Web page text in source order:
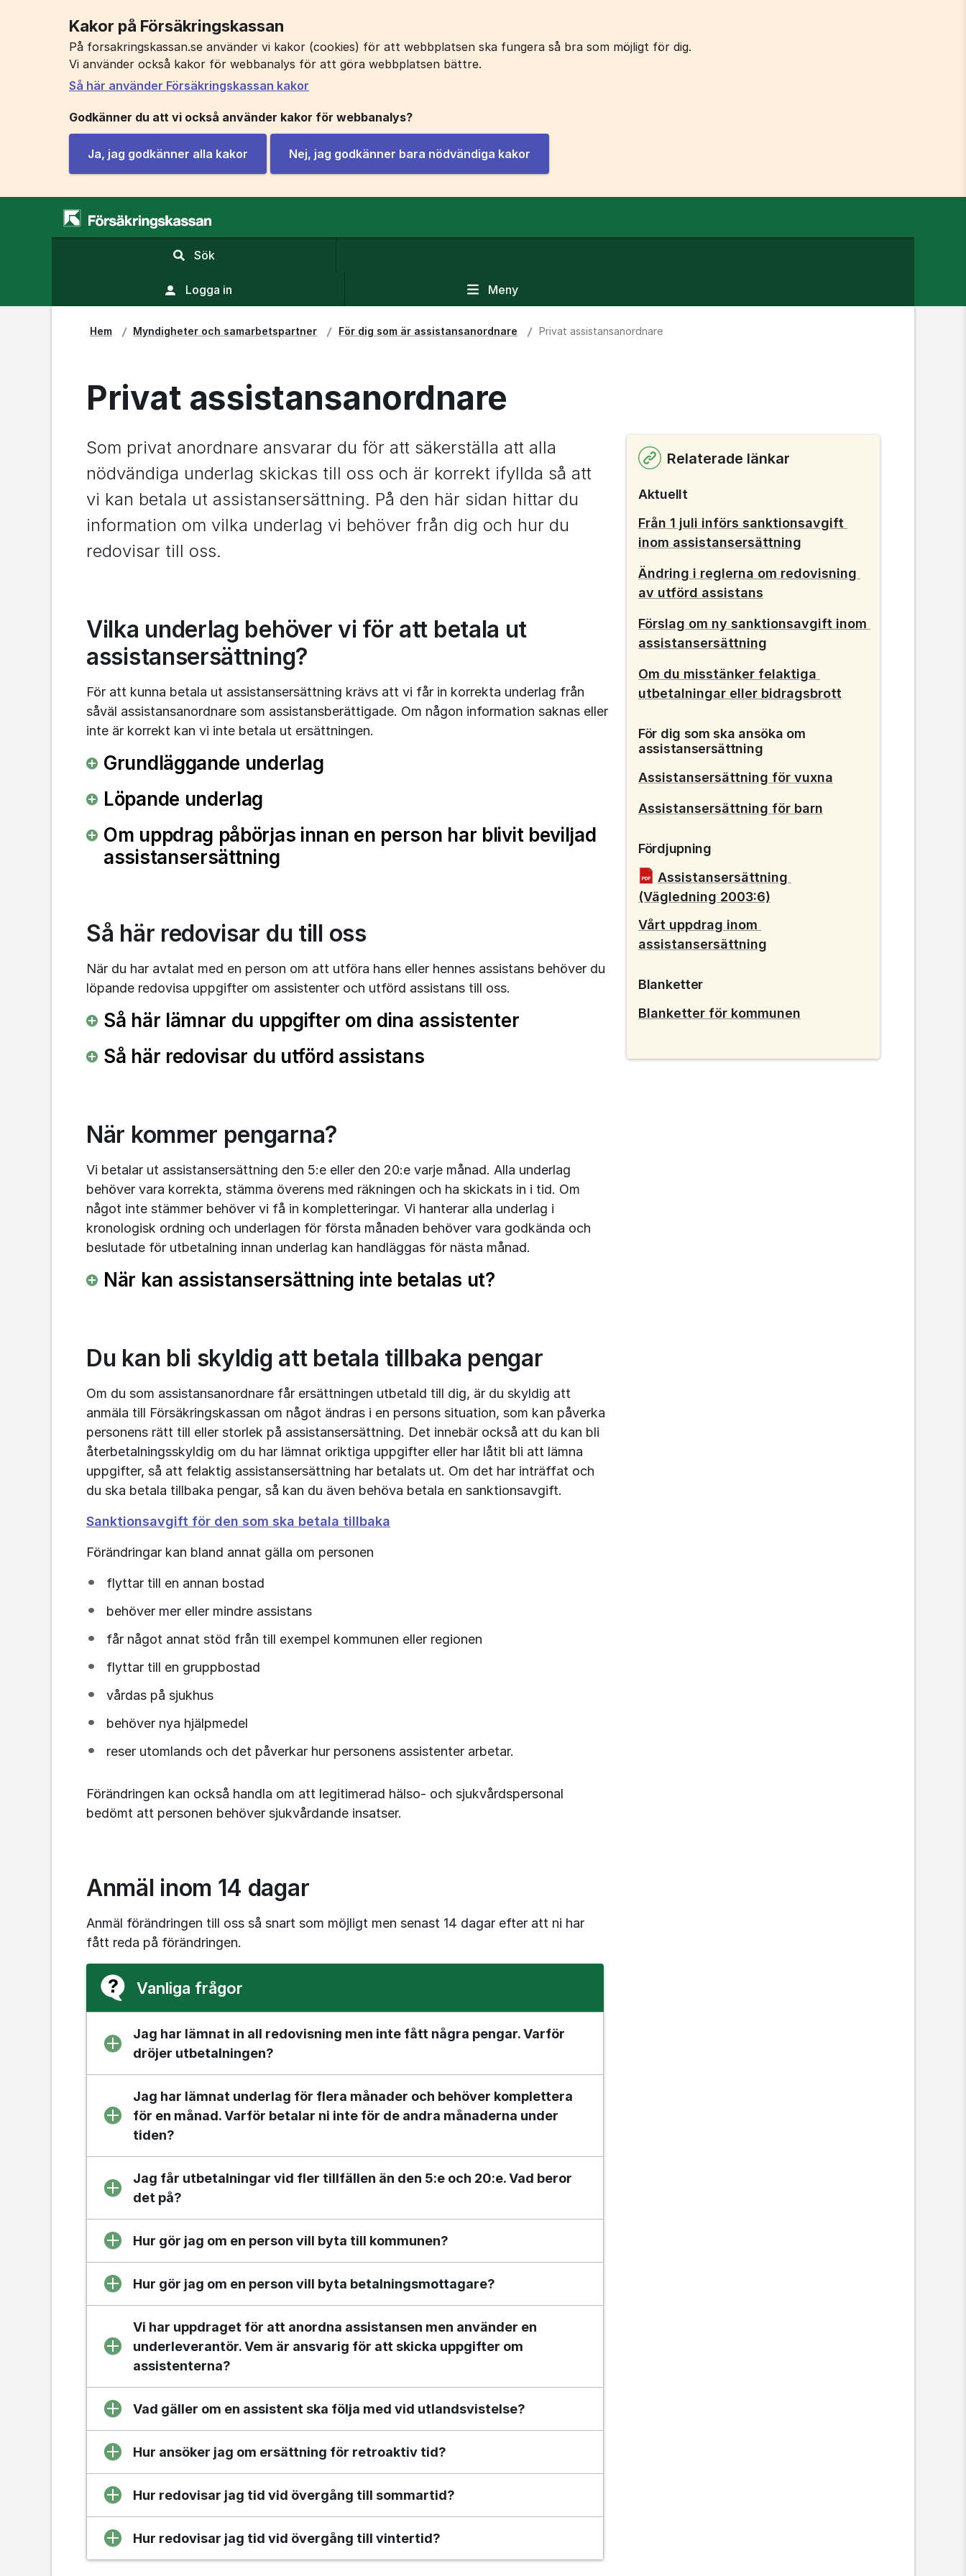
Kakor på Försäkringskassan
På forsakringskassan.se använder vi kakor (cookies) för att webbplatsen ska fungera så bra som möjligt för dig.
Vi använder också kakor för webbanalys för att göra webbplatsen bättre.
Så här använder Försäkringskassan kakor
Godkänner du att vi också använder kakor för webbanalys?
Ja, jag godkänner alla kakor Nej, jag godkänner bara nödvändiga kakor
Sök,
sökfält
Logga in Meny
Hem Myndigheter och samarbetspartner För dig som är assistans­anordnare Privat assistansanordnare
Privat assistansanordnare
Som privat anordnare ansvarar du för att säkerställa att alla
nödvändiga underlag skickas till oss och är korrekt ifyllda så att
vi kan betala ut assistansersättning. På den här sidan hittar du
information om vilka underlag vi behöver från dig och hur du
redovisar till oss.
Vilka underlag behöver vi för att betala ut
assistansersättning?
För att kunna betala ut assistansersättning krävs att vi får in korrekta underlag från
såväl assistansanordnare som assistansberättigade. Om någon information saknas eller
inte är korrekt kan vi inte betala ut ersättningen.
Grundläggande underlag
Löpande underlag
Om uppdrag påbörjas innan en person har blivit beviljad
assistansersättning
Så här redovisar du till oss
När du har avtalat med en person om att utföra hans eller hennes assistans behöver du
löpande redovisa uppgifter om assistenter och utförd assistans till oss.
Så här lämnar du uppgifter om dina assistenter
Så här redovisar du utförd assistans
När kommer pengarna?
Vi betalar ut assistansersättning den 5:e eller den 20:e varje månad. Alla underlag
behöver vara korrekta, stämma överens med räkningen och ha skickats in i tid. Om
något inte stämmer behöver vi få in kompletteringar. Vi hanterar alla underlag i
kronologisk ordning och underlagen för första månaden behöver vara godkända och
beslutade för utbetalning innan underlag kan handläggas för nästa månad.
När kan assistansersättning inte betalas ut?
Du kan bli skyldig att betala tillbaka pengar
Om du som assistansanordnare får ersättningen utbetald till dig, är du skyldig att
anmäla till Försäkringskassan om något ändras i en persons situation, som kan påverka
personens rätt till eller storlek på assistansersättning. Det innebär också att du kan bli
återbetalningsskyldig om du har lämnat oriktiga uppgifter eller har låtit bli att lämna
uppgifter, så att felaktig assistansersättning har betalats ut. Om det har inträffat och
du ska betala tillbaka pengar, så kan du även behöva betala en sanktionsavgift.
Sanktionsavgift för den som ska betala tillbaka
Förändringar kan bland annat gälla om personen
flyttar till en annan bostad
behöver mer eller mindre assistans
får något annat stöd från till exempel kommunen eller regionen
flyttar till en gruppbostad
vårdas på sjukhus
behöver nya hjälpmedel
reser utomlands och det påverkar hur personens assistenter arbetar.
Förändringen kan också handla om att legitimerad hälso- och sjukvårdspersonal
bedömt att personen behöver sjukvårdande insatser.
Anmäl inom 14 dagar
Anmäl förändringen till oss så snart som möjligt men senast 14 dagar efter att ni har
fått reda på förändringen.
Vanliga frågor
Jag har lämnat in all redovisning men inte fått några pengar. Varför
dröjer utbetalningen?
Jag har lämnat underlag för flera månader och behöver komplettera
för en månad. Varför betalar ni inte för de andra månaderna under
tiden?
Jag får utbetalningar vid fler tillfällen än den 5:e och 20:e. Vad beror
det på?
Hur gör jag om en person vill byta till kommunen?
Hur gör jag om en person vill byta betalningsmottagare?
Vi har uppdraget för att anordna assistansen men använder en
underleverantör. Vem är ansvarig för att skicka uppgifter om
assistenterna?
Vad gäller om en assistent ska följa med vid utlandsvistelse?
Hur ansöker jag om ersättning för retroaktiv tid?
Hur redovisar jag tid vid övergång till sommartid?
Hur redovisar jag tid vid övergång till vintertid?
Relaterade länkar
Aktuellt
Från 1 juli införs sanktionsavgift
inom assistansersättning
Ändring i reglerna om redovisning
av utförd assistans
Förslag om ny sanktionsavgift inom
assistansersättning
Om du misstänker felaktiga
utbetalningar eller bidragsbrott
För dig som ska ansöka om
assistansersättning
Assistansersättning för vuxna
Assistansersättning för barn
Fördjupning
Assistansersättning
(Vägledning 2003:6)
Vårt uppdrag inom
assistansersättning
Blanketter
Blanketter för kommunen